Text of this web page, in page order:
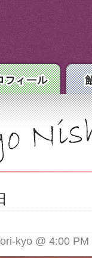
kyo @ 4:00 PM